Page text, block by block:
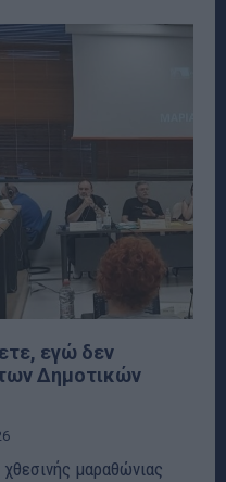
εγώ δεν
Δημοτικών
μαραθώνιας